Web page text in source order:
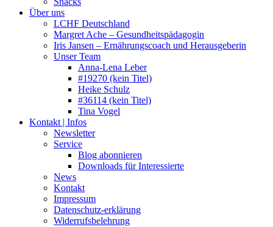
Über uns
LCHF Deutschland
Margret Ache – Gesundheitspädagogin
Iris Jansen – Ernährungscoach und Herausgeberin
Unser Team
Anna-Lena Leber
#19270 (kein Titel)
Heike Schulz
#36114 (kein Titel)
Tina Vogel
Kontakt | Infos
Newsletter
Service
Blog abonnieren
Downloads für Interessierte
News
Kontakt
Impressum
Datenschutz-erklärung
Widerrufsbelehrung